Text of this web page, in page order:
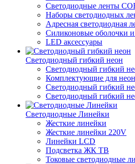
Светодиодные ленты
Наборы светодиодных
Адресная светодиодная
Силиконовые оболочки
LED аксессуары
Светодиодный гибкий неон
Светодиодный гибкий
Комплектующие для
Светодиодный гибкий
Светодиодный гибкий
Светодиодные Линейки
Жесткие линейки
Жесткие линейки 220V
Линейки LCD
Подсветка ЖК ТВ
Токовые светодиодные